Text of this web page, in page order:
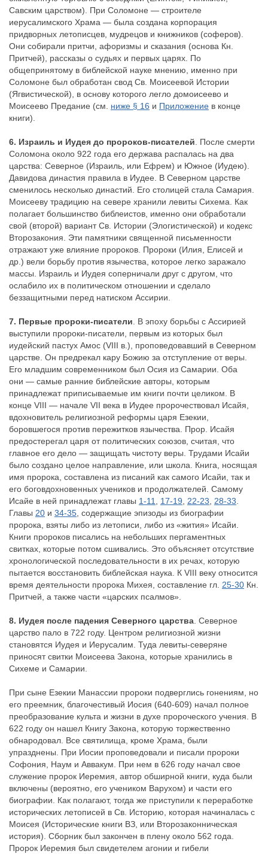
Савским царством). При Соломоне — строителе
иерусалимского Храма — была создана корпорация
придворных летописцев, мудрецов и книжников (соферов).
Они собирали притчи, афоризмы и сказания (основа Кн.
Притчей), рассказы о судьях и первых царях. По
общепринятому в библейской науке мнению, именно при
Соломоне был обработан свод Св. Моисеевой Истории
(Ягвистической), в основу которого легло домоисеево и
Моисеево Предание (см. ниже § 16 и Приложение в конце
книги).
6. Израиль и Иудея до пророков-писателей . После смерти
Соломона около 922 года его держава распалась на два
царства: Северное (Израиль, или Ефрем) и Южное (Иудею).
Давидова династия правила в Иудее. В Северном царстве
сменилось несколько династий. Его столицей стала Самария.
Моисееву традицию на севере хранили левиты Сихема. Как
полагает большинство библеистов, именно они обработали
свой (второй) вариант Св. Истории (Элогистической) и кодекс
Второзакония. Эти памятники священной письменности
отражают уже влияние пророков. Пророки (Илия, Елисей и
др.) вели борьбу против язычества, которое легко заражало
массы. Израиль и Иудея соперничали друг с другом, что
ослабило их в политическом отношении и сделало
беззащитными перед натиском Ассирии.
7. Первые пророки-писатели . В эпоху борьбы с Ассирией
выступили пророки-писатели, первым из которых был
иудейский пастух Амос (VIII в.), проповедовавший в Северном
царстве. Он предрекал кару Божию за отступление от веры.
Его младшим современником был Осия из Самарии. Оба
они — самые ранние библейские авторы, которым
принадлежат приписываемые им книги почти целиком. В
конце VIII — начале VII века в Иудее пророчествовал Исайя,
вдохновитель религиозной реформы царя Езекии,
боровшегося против пережитков язычества. Прор. Исайя
предостерегал царя от политических союзов, считая, что
главное его дело — защищать чистоту веры. Трудами Исайи
было создано целое направление, или школа. Книга, носящая
имя пророка, составлена из писаний как самого Исайи, так и
его боговдохновенных учеников и продолжателей. Самому
Исайе в ней принадлежат главы 1-11 17-19 22-23 28-33
Главы 20 и 34-35 , содержащие эпизоды из биографии
пророка, взяты либо из летописи, либо из «жития» Исайи.
Книги пророков писались на небольших пергаментных
свитках, которые потом сшивались. Это объясняет отсутствие
хронологической последовательности в их речах, которую
пытается восстановить библейская наука. К VIII веку относится
время деятельности пророка Михея, составление гл. 25-30 Кн.
Притчей, а также части «царских псалмов».
8. Иудея после падения Северного царства . Северное
царство пало в 722 году. Центром религиозной жизни
становятся Иудея и Иерусалим. Туда левиты-северяне
приносят свитки Моисеева Закона, которые хранились в
Сихеме и Самарии.
При сыне Езекии Манассии пророки подверглись гонениям, но
его преемник, благочестивый Иосия (640-609) начал полное
преобразование культа и жизни в духе пророческого учения. В
622 году он нашел Книгу Закона, которую торжественно
обнародовал. Все святилища, кроме Храма, были
упразднены. При Иосии проповедовали и писали пророки
Софония, Наум и Аввакум. При нем в 626 году начал свое
служение пророк Иеремия, автор обширной книги, куда были
включены (вероятно, его учеником Варухом) и части его
биографии. Как полагают, тогда же приступили к переработке
исторических летописей в Св. Историю, которая начиналась с
Моисея (Исторические книги ВЗ, или Второзаконническая
история). Сборник был закончен в плену около 562 года.
Пророк Иеремия был свидетелем агонии и гибели